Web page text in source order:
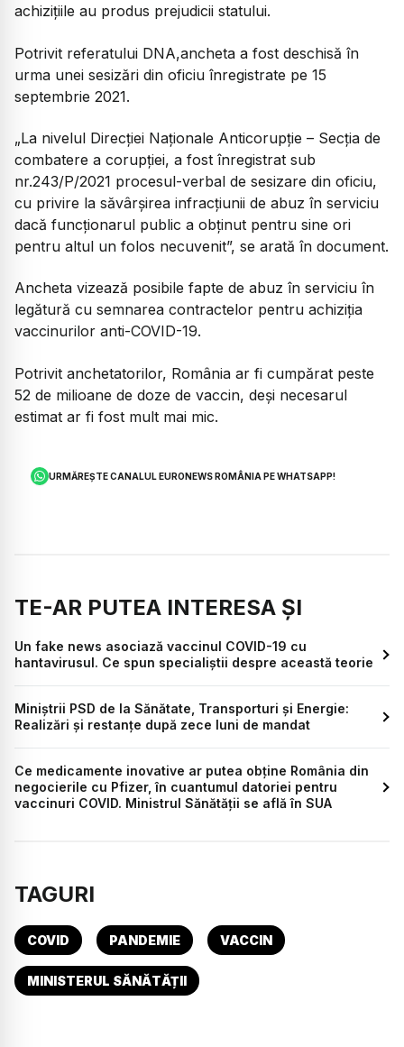
achizițiile au produs prejudicii statului.
Potrivit referatului DNA,ancheta a fost deschisă în
urma unei sesizări din oficiu înregistrate pe 15
septembrie 2021.
„La nivelul Direcţiei Naţionale Anticorupţie – Secţia de
combatere a corupţiei, a fost înregistrat sub
nr.243/P/2021 procesul-verbal de sesizare din oficiu,
cu privire la săvârșirea infracțiunii de abuz în serviciu
dacă funcționarul public a obținut pentru sine ori
pentru altul un folos necuvenit”, se arată în document.
Ancheta vizează posibile fapte de abuz în serviciu în
legătură cu semnarea contractelor pentru achiziția
vaccinurilor anti-COVID-19.
Potrivit anchetatorilor, România ar fi cumpărat peste
52 de milioane de doze de vaccin, deși necesarul
estimat ar fi fost mult mai mic.
URMĂREȘTE CANALUL EURONEWS ROMÂNIA PE WHATSAPP!
TE-AR PUTEA INTERESA ȘI
Un fake news asociază vaccinul COVID-19 cu
hantavirusul. Ce spun specialiștii despre această teorie
Miniștrii PSD de la Sănătate, Transporturi și Energie:
Realizări și restanțe după zece luni de mandat
Ce medicamente inovative ar putea obține România din
negocierile cu Pfizer, în cuantumul datoriei pentru
vaccinuri COVID. Ministrul Sănătății se află în SUA
TAGURI
COVID PANDEMIE VACCIN
MINISTERUL SĂNĂTĂȚII